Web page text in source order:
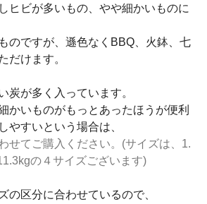
ヒビが多いもの、やや細かいものに
のですが、遜色なくBBQ、火鉢、七
だけます。
炭が多く入っています。
かいものがもっとあったほうが便利
やすいという場合は、
せてご購入ください。(サイズは、1.
の４サイズございます)
の区分に合わせているので、